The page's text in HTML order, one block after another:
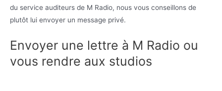
du service auditeurs de M Radio, nous vous conseillons de
plutôt lui envoyer un message privé.
Envoyer une lettre à M Radio ou
vous rendre aux studios